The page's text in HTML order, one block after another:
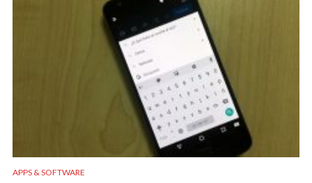
APPS & SOFTWARE